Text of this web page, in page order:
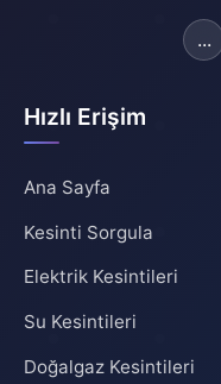
...
Hızlı Erişim
Ana Sayfa
Kesinti Sorgula
Elektrik Kesintileri
Su Kesintileri
Doğalgaz Kesintileri